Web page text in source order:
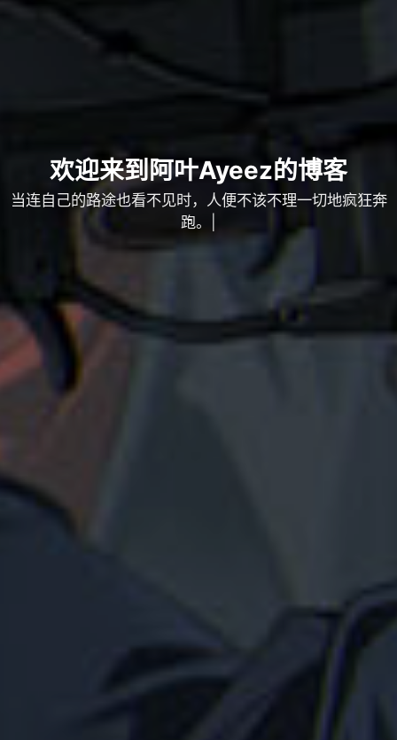
欢迎来到阿叶Ayeez的博客
当连自己的路途也看不见时，|